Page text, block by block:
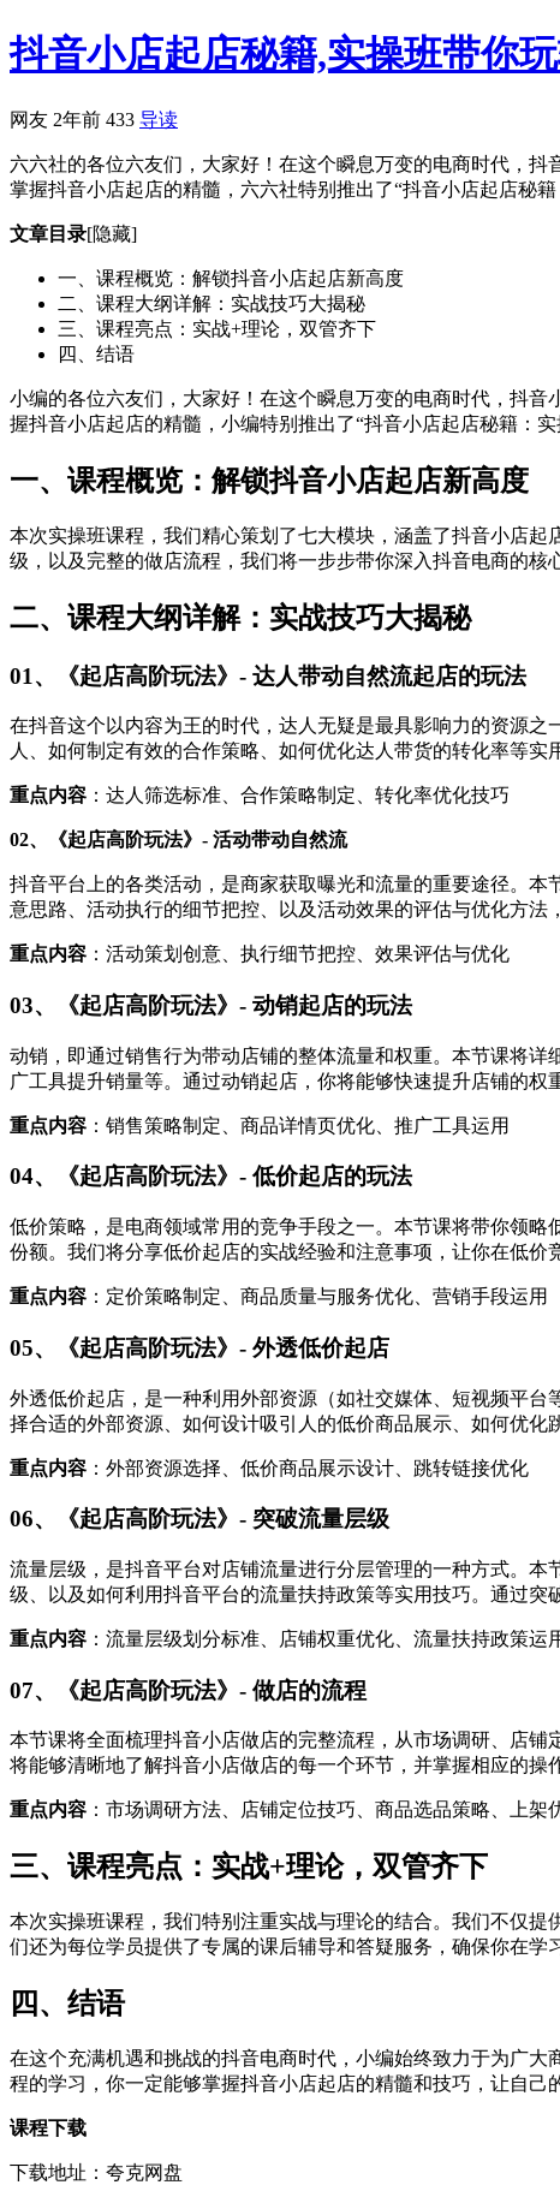
抖音小店起店秘籍,实操班带你
网友 2年前 433 导读
六六社的各位六友们，大家好！在这个瞬息万变的电商时代，
掌握抖音小店起店的精髓，六六社特别推出了“抖音小店起店秘
文章目录[隐藏]
一、课程概览：解锁抖音小店起店新高度
二、课程大纲详解：实战技巧大揭秘
三、课程亮点：实战+理论，双管齐下
四、结语
小编的各位六友们，大家好！在这个瞬息万变的电商时代，抖
握抖音小店起店的精髓，小编特别推出了“抖音小店起店秘籍：
一、课程概览：解锁抖音小店起店新高度
本次实操班课程，我们精心策划了七大模块，涵盖了抖音小店
级，以及完整的做店流程，我们将一步步带你深入抖音电商的核
二、课程大纲详解：实战技巧大揭秘
01、《起店高阶玩法》- 达人带动自然流起店的玩法
在抖音这个以内容为王的时代，达人无疑是最具影响力的资源
人、如何制定有效的合作策略、如何优化达人带货的转化率等
重点内容 ：达人筛选标准、合作策略制定、转化率优化技巧
02、《起店高阶玩法》- 活动带动自然流
抖音平台上的各类活动，是商家获取曝光和流量的重要途径。
意思路、活动执行的细节把控、以及活动效果的评估与优化方法
重点内容 ：活动策划创意、执行细节把控、效果评估与优化
03、《起店高阶玩法》- 动销起店的玩法
动销，即通过销售行为带动店铺的整体流量和权重。本节课将
广工具提升销量等。通过动销起店，你将能够快速提升店铺的权
重点内容 ：销售策略制定、商品详情页优化、推广工具运用
04、《起店高阶玩法》- 低价起店的玩法
低价策略，是电商领域常用的竞争手段之一。本节课将带你领
份额。我们将分享低价起店的实战经验和注意事项，让你在低价
重点内容 ：定价策略制定、商品质量与服务优化、营销手段运用
05、《起店高阶玩法》- 外透低价起店
外透低价起店，是一种利用外部资源（如社交媒体、短视频平
择合适的外部资源、如何设计吸引人的低价商品展示、如何优
重点内容 ：外部资源选择、低价商品展示设计、跳转链接优化
06、《起店高阶玩法》- 突破流量层级
流量层级，是抖音平台对店铺流量进行分层管理的一种方式。
级、以及如何利用抖音平台的流量扶持政策等实用技巧。通过
重点内容 ：流量层级划分标准、店铺权重优化、流量扶持政策运
07、《起店高阶玩法》- 做店的流程
本节课将全面梳理抖音小店做店的完整流程，从市场调研、店
将能够清晰地了解抖音小店做店的每一个环节，并掌握相应的
重点内容 ：市场调研方法、店铺定位技巧、商品选品策略、上
三、课程亮点：实战+理论，双管齐下
本次实操班课程，我们特别注重实战与理论的结合。我们不仅
们还为每位学员提供了专属的课后辅导和答疑服务，确保你在学
四、结语
在这个充满机遇和挑战的抖音电商时代，小编始终致力于为广
程的学习，你一定能够掌握抖音小店起店的精髓和技巧，让自
课程下载
下载地址：夸克网盘